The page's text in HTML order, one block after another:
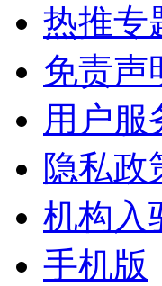
热推专
免责声
用户服
隐私政
机构入
手机版